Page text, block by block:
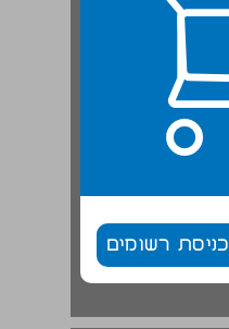
כניסת רשומים